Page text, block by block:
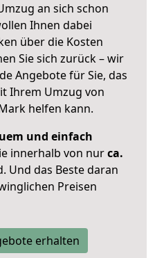
an sich schon
Ihnen dabei
über die Kosten
Sie sich zurück – wir
Angebote für Sie, das
Ihrem Umzug von
helfen kann.
und einfach
innerhalb von nurca.
Und das Beste daran
Preisen
erhalten